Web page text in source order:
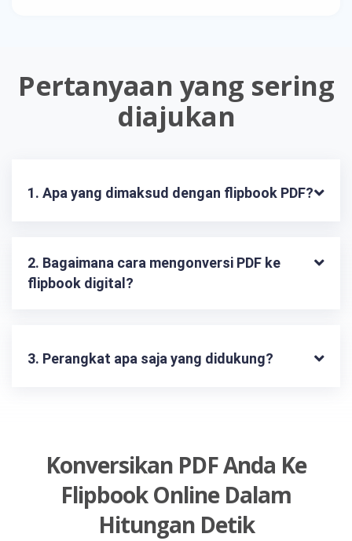
Pertanyaan yang sering
diajukan
1. Apa yang dimaksud dengan flipbook PDF?
2. Bagaimana cara mengonversi PDF ke
flipbook digital?
3. Perangkat apa saja yang didukung?
Konversikan PDF Anda Ke
Flipbook Online Dalam
Hitungan Detik